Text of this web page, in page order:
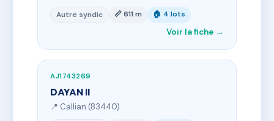
Autre syndic 📏 611 m 🏠 4 lots
Voir la fiche →
AJ1743269
DAYAN II
📍 Callian (83440)